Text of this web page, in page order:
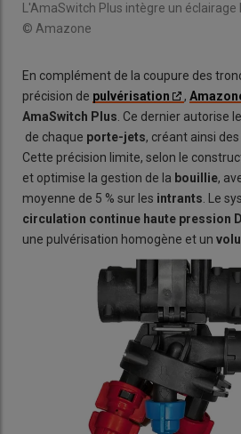
L'AmaSwitch Plus intègre un éclairage
© Amazone
En complément de la coupure des
précision de pulvérisation ,
AmaSwitch Plus. Ce dernier autorise le
de chaque porte-jets, créant ainsi des
Cette précision limite, selon le
et optimise la gestion de la bouillie,
moyenne de 5 % sur les intrants. Le
circulation continue haute pression
une pulvérisation homogène et un